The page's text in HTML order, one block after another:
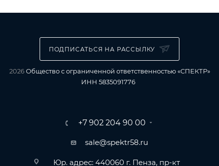
ПОДПИСАТЬСЯ НА РАССЫЛКУ
2026Общество с ограниченной ответственностью «СПЕКТР»
ИНН 5835091776
+7 902 204 90 00
sale@spektr58.ru
Юр. адрес: 440060 г. Пенза, пр-кт